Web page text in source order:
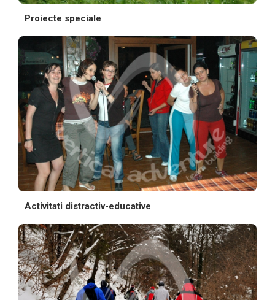
Proiecte speciale
Activitati distractiv-educative